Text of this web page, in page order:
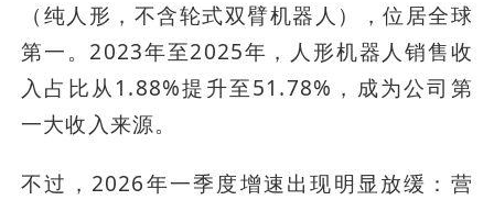
（纯人形，不含轮式双臂机器人），位居全球
第一。2023年至2025年，人形机器人销售收
入占比从1.88%提升至51.78%，成为公司第
一大收入来源。
不过，2026年一季度增速出现明显放缓：营